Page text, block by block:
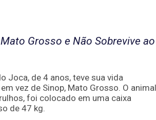
Grosso e Não Sobrevive ao
Joca, de 4 anos, teve sua vida
vez de Sinop, Mato Grosso. O
foi colocado em uma caixa
de 47 kg.